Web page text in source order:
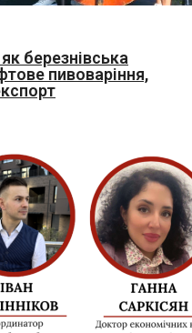
березнівська
пивоваріння,